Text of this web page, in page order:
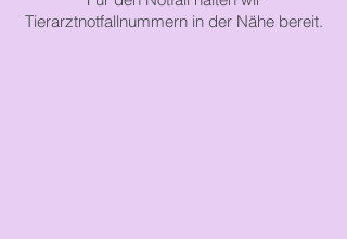
Tierarztnotfallnummern in der Nähe bereit.